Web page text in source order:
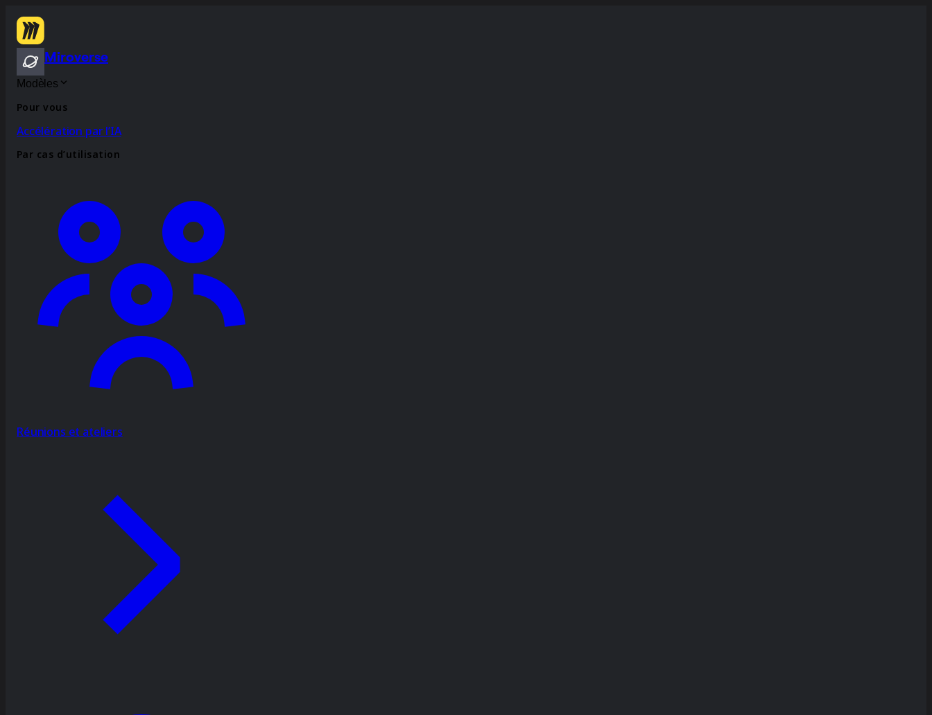
Miroverse
Modèles
Pour vous
Accélération par l’IA
Par cas d’utilisation
Réunions et ateliers